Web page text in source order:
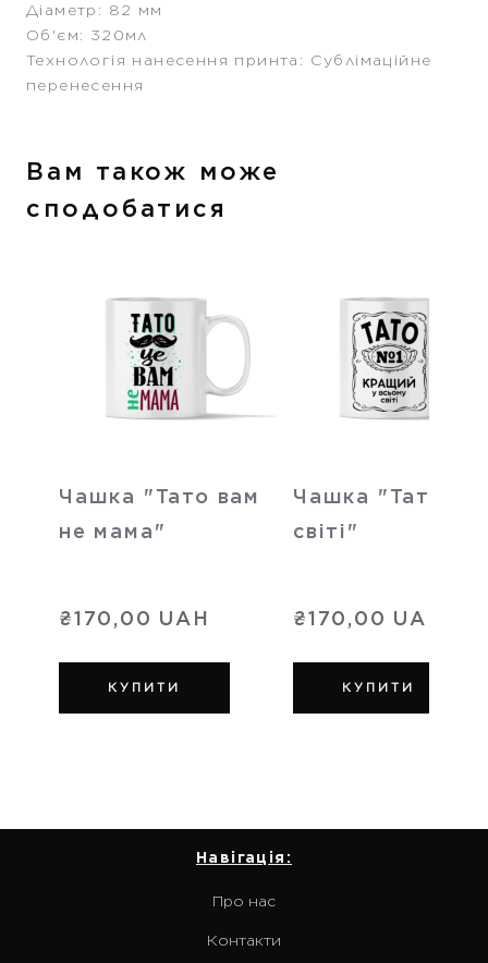
Діаметр: 82 мм
Об'єм: 320мл
Технологія нанесення принта: Сублімаційне
перенесення
Вам також може
сподобатися
Чашка "Тато вам
не мама"
₴170,00 UAH
КУПИТИ
Чашка "Тато №1
світі"
₴170,00 UAH
КУПИТИ
Навігація:
Про нас
Контакти